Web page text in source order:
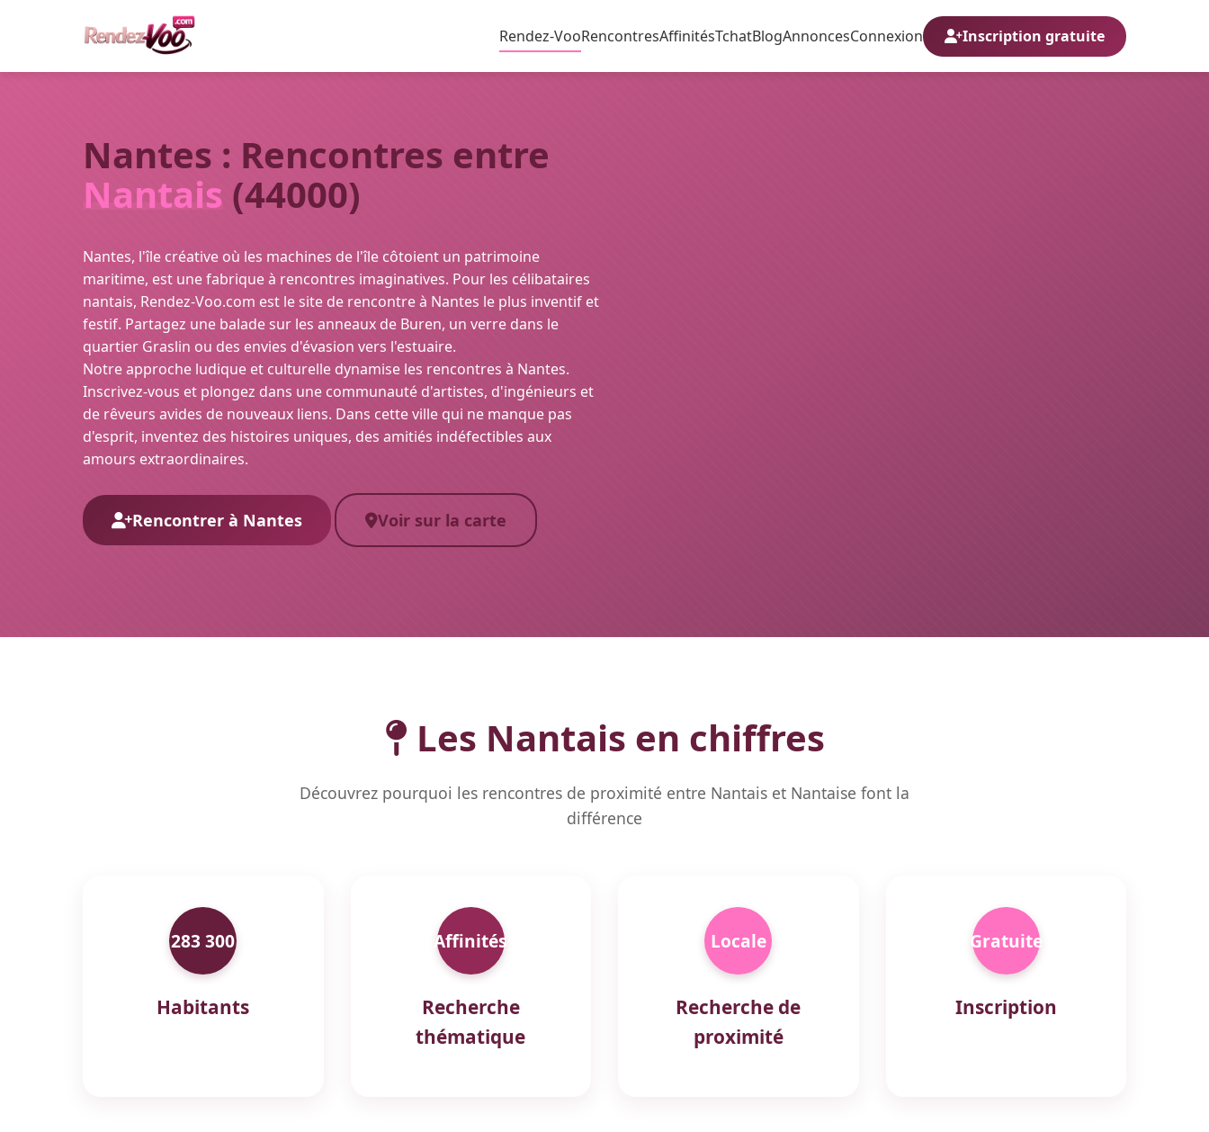
Rendez-VooRencontresAffinitésTchatBlogAnnoncesConnexion Inscription gratuite
Nantes : Rencontres entre
Nantais (44000)
Nantes, l'île créative où les machines de l'île côtoient un patrimoine
maritime, est une fabrique à rencontres imaginatives. Pour les célibataires
nantais, Rendez-Voo.com est le site de rencontre à Nantes le plus inventif et
festif. Partagez une balade sur les anneaux de Buren, un verre dans le
quartier Graslin ou des envies d'évasion vers l'estuaire.
Notre approche ludique et culturelle dynamise les rencontres à Nantes.
Inscrivez-vous et plongez dans une communauté d'artistes, d'ingénieurs et
de rêveurs avides de nouveaux liens. Dans cette ville qui ne manque pas
d'esprit, inventez des histoires uniques, des amitiés indéfectibles aux
amours extraordinaires.
Rencontrer à Nantes Voir sur la carte
Les Nantais en chiffres
Découvrez pourquoi les rencontres de proximité entre Nantais et Nantaise font la
différence
283 300
Habitants
Affinités
Recherche
thématique
Locale
Recherche de
proximité
Gratuite
Inscription